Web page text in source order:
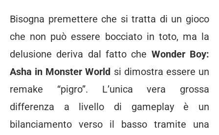
Bisogna premettere che si tratta di un gioco
che non può essere bocciato in toto, ma la
delusione deriva dal fatto che Wonder Boy:
Asha in Monster World si dimostra essere un
remake “pigro”. L’unica vera grossa
differenza a livello di gameplay è un
bilanciamento verso il basso tramite una